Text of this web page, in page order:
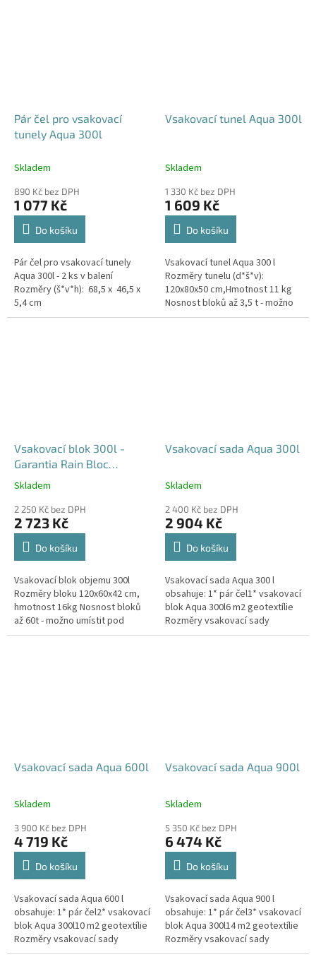
Pár čel pro vsakovací
tunely Aqua 300l
Skladem
890 Kč bez DPH
1 077 Kč
Do košíku
Pár čel pro vsakovací tunely
Aqua 300l - 2 ks v balení
Rozměry (š*v*h): 68,5 x 46,5 x
5,4 cm
Vsakovací tunel Aqua 300l
Skladem
1 330 Kč bez DPH
1 609 Kč
Do košíku
Vsakovací tunel Aqua 300 l
Rozměry tunelu (d*š*v):
120x80x50 cm,Hmotnost 11 kg
Nosnost bloků až 3,5 t - možno
umístit pod parkovací stání do
Vsakovací blok 300l -
Garantia Rain Bloc
Compact
Průměrné
produktu
je
4,5
hvězdiček.
Skladem
2 250 Kč bez DPH
2 723 Kč
Do košíku
Vsakovací blok objemu 300l
Rozměry bloku 120x60x42 cm,
hmotnost 16kg Nosnost bloků
až 60t - možno umístit pod
parkovací stání, komunikace,
Vsakovací sada Aqua 300l
Průměrné
produktu
je
5,0
hvězdiček.
Skladem
2 400 Kč bez DPH
2 904 Kč
Do košíku
Vsakovací sada Aqua 300 l
obsahuje: 1* pár čel1* vsakovací
blok Aqua 300l6 m2 geotextílie
Rozměry vsakovací sady
120x80x52 cm Nosnost bloků až
Vsakovací sada Aqua 600l
Průměrné
produktu
je
5,0
hvězdiček.
Skladem
3 900 Kč bez DPH
4 719 Kč
Do košíku
Vsakovací sada Aqua 600 l
obsahuje: 1* pár čel2* vsakovací
blok Aqua 300l10 m2 geotextílie
Rozměry vsakovací sady
240x80x52 cm Nesedí vám
Vsakovací sada Aqua 900l
Průměrné
produktu
je
5,0
hvězdiček.
Skladem
5 350 Kč bez DPH
6 474 Kč
Do košíku
Vsakovací sada Aqua 900 l
obsahuje: 1* pár čel3* vsakovací
blok Aqua 300l14 m2 geotextílie
Rozměry vsakovací sady
360x80x52 cm Nesedí vám